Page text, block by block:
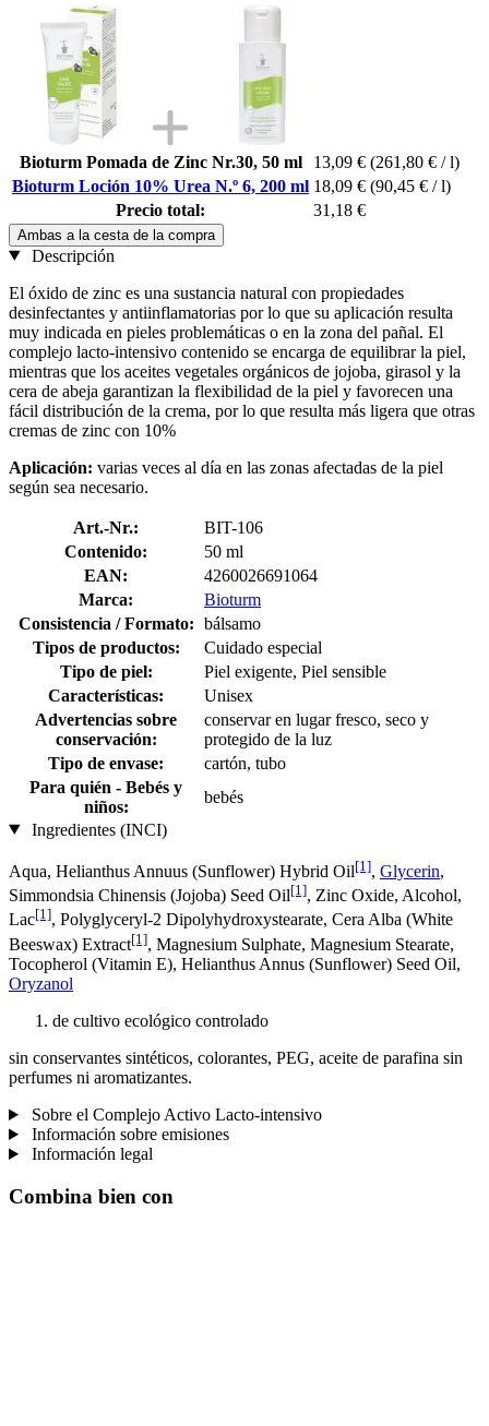
Bioturm Pomada de Zinc Nr.30, 50 ml 13,09 € (261,80 € / l)
Bioturm Loción 10% Urea N.º 6, 200 ml 18,09 € (90,45 € / l)
Precio total:
31,18 €
Ambas a la cesta de la compra
Descripción
El óxido de zinc es una sustancia natural con propiedades
desinfectantes y antiinflamatorias por lo que su aplicación resulta
muy indicada en pieles problemáticas o en la zona del pañal. El
complejo lacto-intensivo contenido se encarga de equilibrar la piel,
mientras que los aceites vegetales orgánicos de jojoba, girasol y la
cera de abeja garantizan la flexibilidad de la piel y favorecen una
fácil distribución de la crema, por lo que resulta más ligera que otras
cremas de zinc con 10%
Aplicación: varias veces al día en las zonas afectadas de la piel
según sea necesario.
Art.-Nr.:
BIT-106
Contenido:
50 ml
EAN:
4260026691064
Marca:
Bioturm
Consistencia / Formato: bálsamo
Tipos de productos:
Cuidado especial
Tipo de piel:
Piel exigente, Piel sensible
Características:
Unisex
Advertencias sobre
conservación:
conservar en lugar fresco, seco y
protegido de la luz
Tipo de envase:
cartón, tubo
Para quién - Bebés y
niños:
bebés
Ingredientes (INCI)
Aqua, Helianthus Annuus (Sunflower) Hybrid Oil[1], Glycerin,
Simmondsia Chinensis (Jojoba) Seed Oil[1], Zinc Oxide, Alcohol,
Lac[1], Polyglyceryl-2 Dipolyhydroxystearate, Cera Alba (White
Beeswax) Extract[1], Magnesium Sulphate, Magnesium Stearate,
Tocopherol (Vitamin E), Helianthus Annus (Sunflower) Seed Oil,
Oryzanol
de cultivo ecológico controlado
sin conservantes sintéticos, colorantes, PEG, aceite de parafina sin
perfumes ni aromatizantes.
Sobre el Complejo Activo Lacto-intensivo
Información sobre emisiones
Información legal
Combina bien con